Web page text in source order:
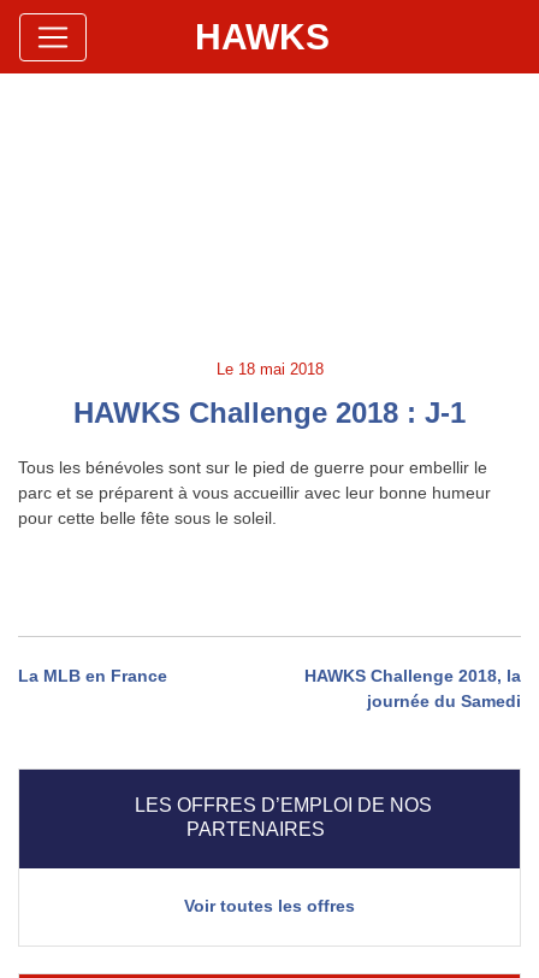
Hawks Baseball Softball
Site Officiel HAWKS
Le 18 mai 2018
HAWKS Challenge 2018 : J-1
Tous les bénévoles sont sur le pied de guerre pour embellir le
parc et se préparent à vous accueillir avec leur bonne humeur
pour cette belle fête sous le soleil.
Navigation
l’article
La MLB en France
HAWKS Challenge 2018, la
journée du Samedi
LES OFFRES D’EMPLOI DE NOS
PARTENAIRES
Voir toutes les offres